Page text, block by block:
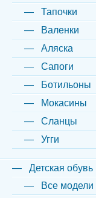
Тапочки
Валенки
Аляска
Сапоги
Ботильоны
Мокасины
Сланцы
Угги
Детская обувь
Все модели